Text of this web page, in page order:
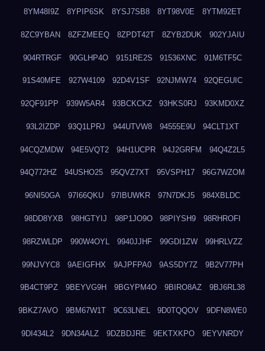
8YM48I9Z 8YPIP6SK 8YSJ7SB8 8YT98V0E 8YTM92ET
8ZC9YBAN 8ZFZMEEQ 8ZPDT42T 8ZYB2DUK 902YJAIU
904RTRGF 90GLHP4O 9151RE2S 91536XNC 91M6TF5C
91S40MFE 927W4109 92D4V1SF 92NJMW74 92QEGUIC
92QF91PP 939W5AR4 93BCKCKZ 93HKS0RJ 93KMD0XZ
93L2IZDP 93Q1LPRJ 944UTVW8 94555E9U 94CLT1XT
94CQZMDW 94E5VQT2 94H1UCPR 94J2GRFM 94Q4Z2L5
94Q772HZ 94USHO25 95QVZ7XT 95VSPH17 96G7WZOM
96NI50GA 97I66QKU 97IBUWKR 97N7DKJ5 984XBLDC
98DD8YXB 98HGTYIJ 98P1JO9O 98PIYSH9 98RHROFI
98RZWLDP 990W4OYL 9940JJHF 99GDI1ZW 99HRLVZZ
99NJVYC8 9AEIGFHX 9AJPFPA0 9AS5DY7Z 9B2V77PH
9B4CT9PZ 9BEYVG9H 9BGYPM4O 9BIRO8AZ 9BJ6RL38
9BKZ7AVO 9BM67W1T 9C63LNEL 9D0TQQOV 9DFN8WE0
9DI434L2 9DN34ALZ 9DZBDJRE 9EKTXKPO 9EYVNRDY